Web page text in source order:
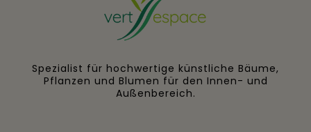
Spezialist für hochwertige künstliche Bäume,
Pflanzen und Blumen für den Innen- und
Außenbereich.